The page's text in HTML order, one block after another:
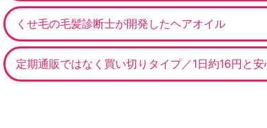
くせ毛の毛髪診断士が開発したヘアオイル
定期通販ではなく買い切りタイプ／1日約16円と